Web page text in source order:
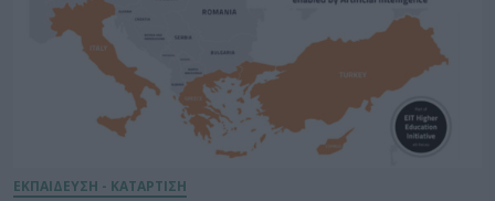
ΕΚΠΑΙΔΕΥΣΗ - ΚΑΤΑΡΤΙΣΗ